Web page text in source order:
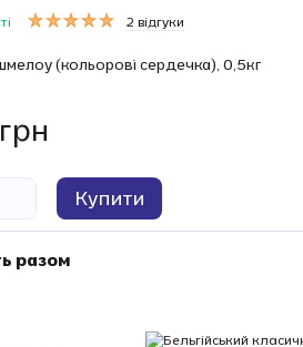
2 відгуки
(кольорові сердечка), 0,5кг
Купити
разом